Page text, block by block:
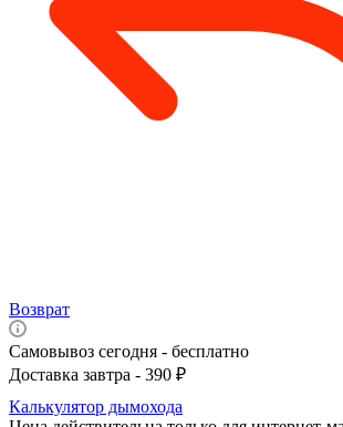
Возврат
Самовывоз сегодня - бесплатно
Доставка завтра - 390 ₽
Калькулятор дымохода